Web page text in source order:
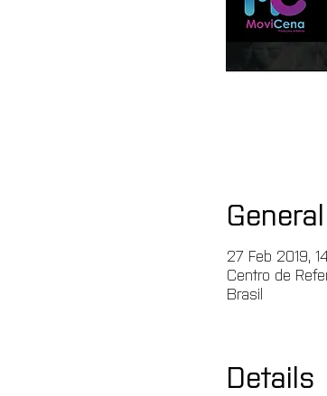
27 Feb 2019,
Centro de
Brasil
Details